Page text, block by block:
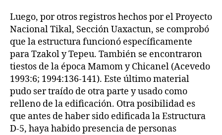
Luego, por otros registros hechos por el Proyecto
Nacional Tikal, Sección Uaxactun, se comprobó
que la estructura funcionó específicamente
para Tzakol y Tepeu. También se encontraron
tiestos de la época Mamom y Chicanel (Acevedo
1993:6; 1994:136-141). Este último material
pudo ser traído de otra parte y usado como
relleno de la edificación. Otra posibilidad es
que antes de haber sido edificada la Estructura
D-5, haya habido presencia de personas